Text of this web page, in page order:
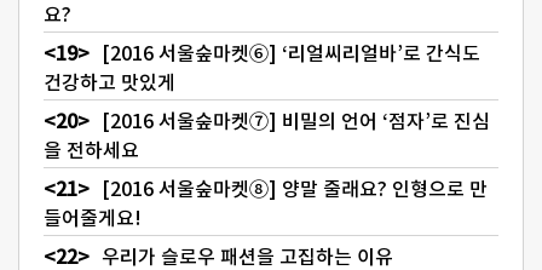
요?
[2016 서울숲마켓⑥] ‘리얼씨리얼바’로 간식도
건강하고 맛있게
[2016 서울숲마켓⑦] 비밀의 언어 ‘점자’로 진심
을 전하세요
[2016 서울숲마켓⑧] 양말 줄래요? 인형으로 만
들어줄게요!
우리가 슬로우 패션을 고집하는 이유